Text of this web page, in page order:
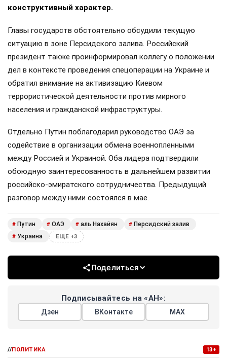
конструктивный характер.
Главы государств обстоятельно обсудили текущую
ситуацию в зоне Персидского залива. Российский
президент также проинформировал коллегу о положении
дел в контексте проведения спецоперации на Украине и
обратил внимание на активизацию Киевом
террористической деятельности против мирного
населения и гражданской инфраструктуры.
Отдельно Путин поблагодарил руководство ОАЭ за
содействие в организации обмена военнопленными
между Россией и Украиной. Оба лидера подтвердили
обоюдную заинтересованность в дальнейшем развитии
российско-эмиратского сотрудничества. Предыдущий
разговор между ними состоялся в мае.
# Путин # ОАЭ # аль Нахайян # Персидский залив
# Украина ЕЩЕ +3
Поделиться
Подписывайтесь на «АН»:
Дзен ВКонтакте МАХ
//ПОЛИТИКА 13+